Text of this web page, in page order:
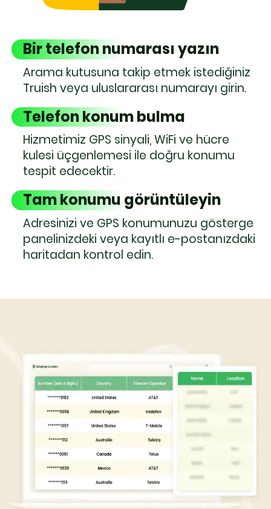
Bir telefon numarası yazın
Arama kutusuna takip etmek istediğiniz
Truish veya uluslararası numarayı girin.
Telefon konum bulma
Hizmetimiz GPS sinyali, WiFi ve hücre
kulesi üçgenlemesi ile doğru konumu
tespit edecektir.
Tam konumu görüntüleyin
Adresinizi ve GPS konumunuzu gösterge
panelinizdeki veya kayıtlı e-postanızdaki
haritadan kontrol edin.